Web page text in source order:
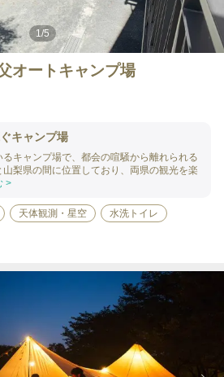
1/5
オートキャンプ場
キャンプ場
キャンプ場で、都会の喧騒から離れられる
梨県の間に位置しており、両県の観光を楽
>
天体観測・星空 水洗トイレ